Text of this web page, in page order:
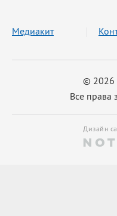
© 2026
Все
Медиакит
Дизайн